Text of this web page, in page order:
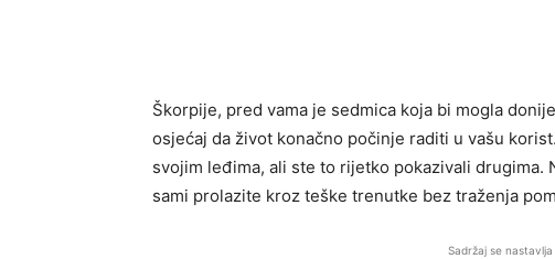
Škorpije, pred vama je sedmica koja bi mogla
osjećaj da život konačno počinje raditi u vašu
svojim leđima, ali ste to rijetko pokazivali drugima.
sami prolazite kroz teške trenutke bez traženja
Sadržaj se